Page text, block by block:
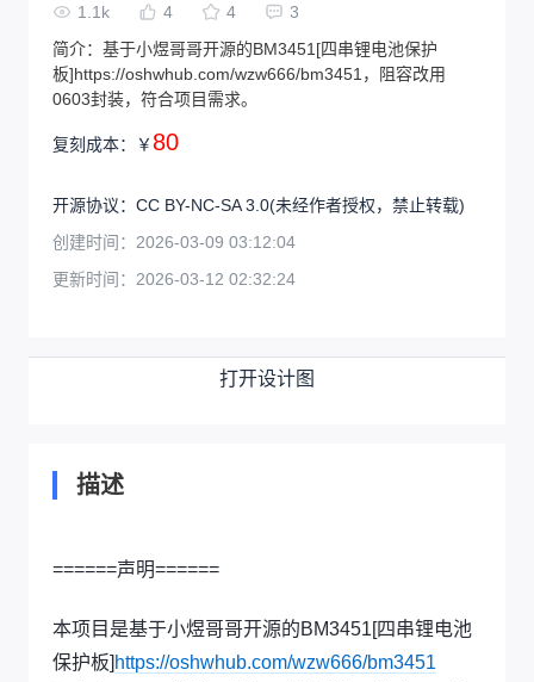
1.1k 4 4
3
简介： 基于小煜哥哥开源的BM3451[四串锂电池保护
板]https://oshwhub.com/wzw666/bm3451，阻容改用
0603封装，符合项目需求。
复刻成本： ￥ 80
开源协议： CC BY-NC-SA 3.0(未经作者授权，禁止转载)
创建时间： 2026-03-09 03:12:04
更新时间： 2026-03-12 02:32:24
打开设计图
描述
======声明======
本项目是基于小煜哥哥开源的BM3451[四串锂电池
保护板] https://oshwhub.com/wzw666/bm3451